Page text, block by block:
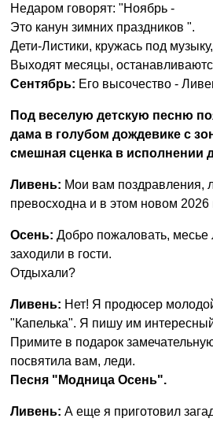
Недаром говорят: "Ноябрь -
Это канун зимних праздников ".
Дети-Листики, кружась под
Выходят месяцы,
Сентябрь: Его высочество -
Под веселую детскую песню
дама в голубом дождевике с
смешная сценка в исполнении
Ливень: Мои вам поздравления,
превосходна и в этом новом 2026
Осень: Добро пожаловать,
заходили в гости.
Отдыхали?
Ливень: Нет! Я продюсер
"Капелька". Я пишу им
Примите в подарок
посвятила вам, леди.
Песня "Модница Осень".
Ливень: А еще я приготовил